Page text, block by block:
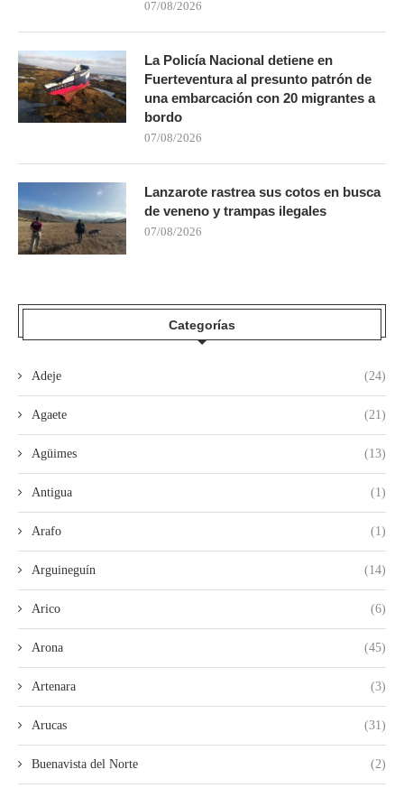
07/08/2026
La Policía Nacional detiene en
Fuerteventura al presunto patrón de
una embarcación con 20 migrantes a
bordo
07/08/2026
Lanzarote rastrea sus cotos en busca
de veneno y trampas ilegales
07/08/2026
Categorías
Adeje (24)
Agaete (21)
Agüimes (13)
Antigua (1)
Arafo (1)
Arguineguín (14)
Arico (6)
Arona (45)
Artenara (3)
Arucas (31)
Buenavista del Norte (2)